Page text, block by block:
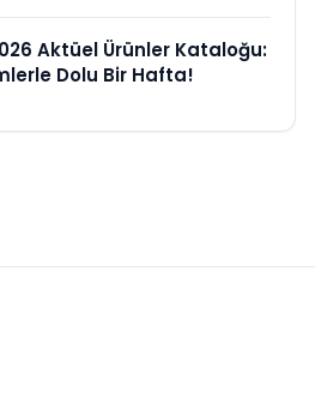
Aktüel Ürünler Kataloğu:
Dolu Bir Hafta!